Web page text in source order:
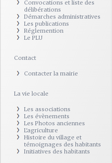
Convocations et liste des
délibérations
Démarches administratives
Les publications
Réglemention
Le PLU
Contact
Contacter la mairie
La vie locale
Les associations
Les évènements
Les Photos anciennes
L'agriculture
Histoire du village et
témoignages des habitants
Initiatives des habitants